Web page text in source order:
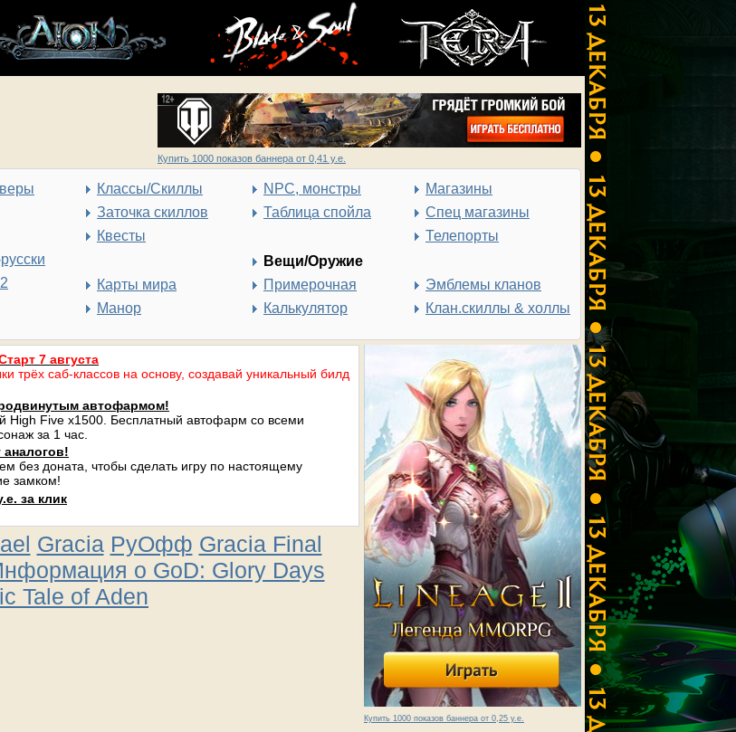
Купить 1000 показов баннера от 0,41 у.е.
Классы/Скиллы
Заточка скиллов
Квесты
Карты мира
Манор
NPC, монстры
Таблица спойла
Вещи/Оружие
Примерочная
Калькулятор
Магазины
Спец магазины
Телепорты
Эмблемы кланов
Клан.скиллы & холлы
Купить 1000 показов баннера от 0,25 у.е.
7 августа
саб-классов на основу, создавай уникальный билд
автофармом!
Five x1500. Бесплатный автофарм со всеми
за 1 час.
без доната, чтобы сделать игру по настоящему
замком!
за клик
Gracia РуОфф Gracia Final
о GoD: Glory Days
Tale of Aden